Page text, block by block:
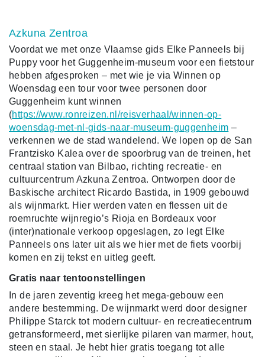
Azkuna Zentroa
Voordat we met onze Vlaamse gids Elke Panneels bij
Puppy voor het Guggenheim-museum voor een fietstour
hebben afgesproken – met wie je via Winnen op
Woensdag een tour voor twee personen door
Guggenheim kunt winnen
(https://www.ronreizen.nl/reisverhaal/winnen-op-
woensdag-met-nl-gids-naar-museum-guggenheim –
verkennen we de stad wandelend. We lopen op de San
Frantzisko Kalea over de spoorbrug van de treinen, het
centraal station van Bilbao, richting recreatie- en
cultuurcentrum Azkuna Zentroa. Ontworpen door de
Baskische architect Ricardo Bastida, in 1909 gebouwd
als wijnmarkt. Hier werden vaten en flessen uit de
roemruchte wijnregio’s Rioja en Bordeaux voor
(inter)nationale verkoop opgeslagen, zo legt Elke
Panneels ons later uit als we hier met de fiets voorbij
komen en zij tekst en uitleg geeft.
Gratis naar tentoonstellingen
In de jaren zeventig kreeg het mega-gebouw een
andere bestemming. De wijnmarkt werd door designer
Philippe Starck tot modern cultuur- en recreatiecentrum
getransformeerd, met sierlijke pilaren van marmer, hout,
steen en staal. Je hebt hier gratis toegang tot alle